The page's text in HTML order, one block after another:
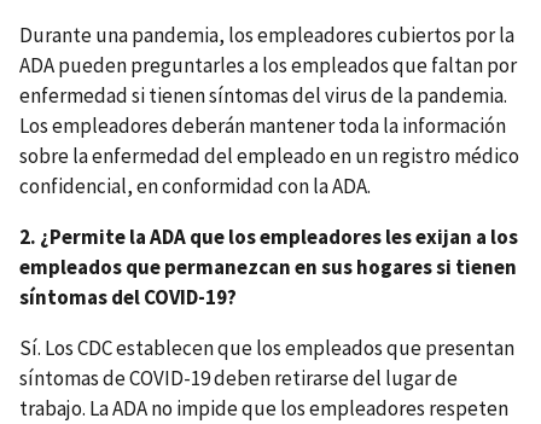
Durante una pandemia, los empleadores cubiertos por la
ADA pueden preguntarles a los empleados que faltan por
enfermedad si tienen síntomas del virus de la pandemia.
Los empleadores deberán mantener toda la información
sobre la enfermedad del empleado en un registro médico
confidencial, en conformidad con la ADA.
2. ¿Permite la ADA que los empleadores les exijan a los
empleados que permanezcan en sus hogares si tienen
síntomas del COVID-19?
Sí. Los CDC establecen que los empleados que presentan
síntomas de COVID-19 deben retirarse del lugar de
trabajo. La ADA no impide que los empleadores respeten